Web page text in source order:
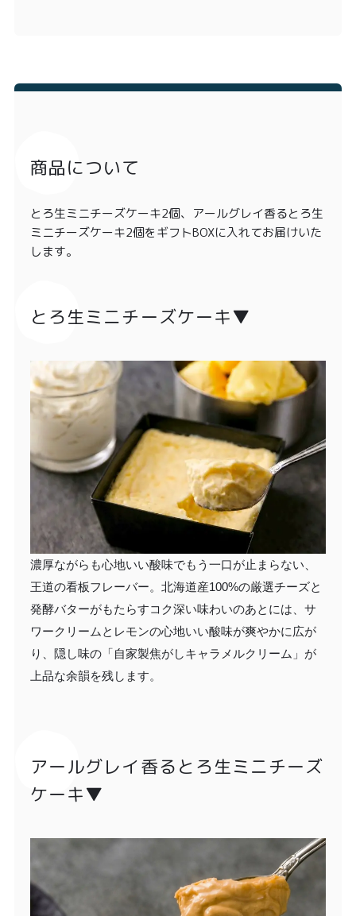
商品について
とろ生ミニチーズケーキ2個、アールグレイ香るとろ生
ミニチーズケーキ2個をギフトBOXに入れてお届けいた
します。
とろ生ミニチーズケーキ▼
濃厚ながらも心地いい酸味でもう一口が止まらない、
王道の看板フレーバー。北海道産100%の厳選チーズと
発酵バターがもたらすコク深い味わいのあとには、サ
ワークリームとレモンの心地いい酸味が爽やかに広が
り、隠し味の「自家製焦がしキャラメルクリーム」が
上品な余韻を残します。
アールグレイ香るとろ生ミニチーズ
ケーキ▼